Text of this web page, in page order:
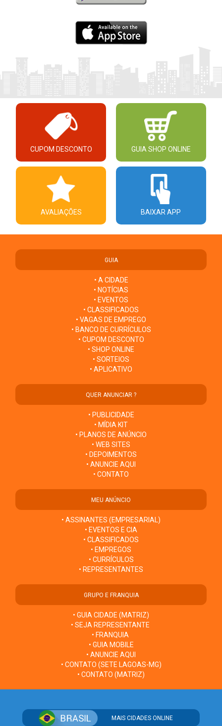
CUPOM DESCONTO GUIA SHOP ONLINE
AVALIAÇÕES BAIXAR APP
GUIA
• A CIDADE
• NOTÍCIAS
• EVENTOS
• CLASSIFICADOS
• VAGAS DE EMPREGO
• BANCO DE CURRÍCULOS
• CUPOM DESCONTO
• SHOP ONLINE
• SORTEIOS
• APLICATIVO
QUER ANUNCIAR ?
• PUBLICIDADE
• MÍDIA KIT
• PLANOS DE ANÚNCIO
• WEB SITES
• DEPOIMENTOS
• ANUNCIE AQUI
• CONTATO
MEU ANÚNCIO
• ASSINANTES (EMPRESARIAL)
• EVENTOS E CIA
• CLASSIFICADOS
• EMPREGOS
• CURRÍCULOS
• REPRESENTANTES
GRUPO E FRANQUIA
• GUIA CIDADE (MATRIZ)
• SEJA REPRESENTANTE
• FRANQUIA
• GUIA MOBILE
• ANUNCIE AQUI
• CONTATO (SETE LAGOAS-MG)
• CONTATO (MATRIZ)
MAIS CIDADES ONLINE